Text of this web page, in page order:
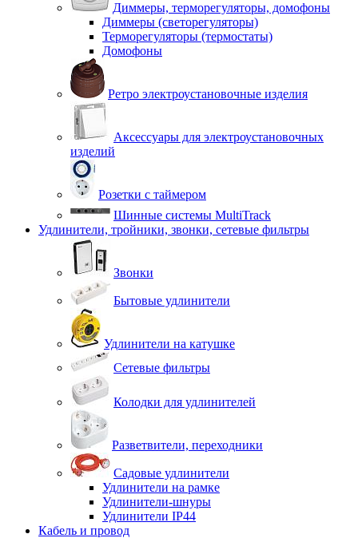
Диммеры, терморегуляторы, домофоны
Диммеры (светорегуляторы)
Терморегуляторы (термостаты)
Домофоны
Ретро электроустановочные изделия
Аксессуары для электроустановочных
изделий
Розетки с таймером
Шинные системы MultiTrack
Удлинители, тройники, звонки, сетевые фильтры
Звонки
Бытовые удлинители
Удлинители на катушке
Сетевые фильтры
Колодки для удлинителей
Разветвители, переходники
Садовые удлинители
Удлинители на рамке
Удлинители-шнуры
Удлинители IP44
Кабель и провод